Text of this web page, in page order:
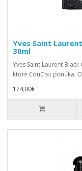
Yves Saint
30ml
Yves Saint Laurent
ktoré CouCou ponúka.
174,00€